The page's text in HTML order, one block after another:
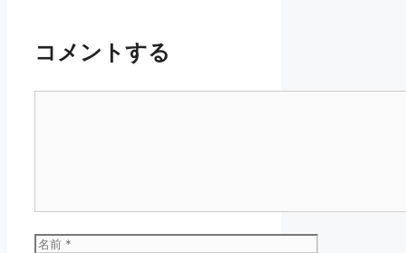
コメントする
名